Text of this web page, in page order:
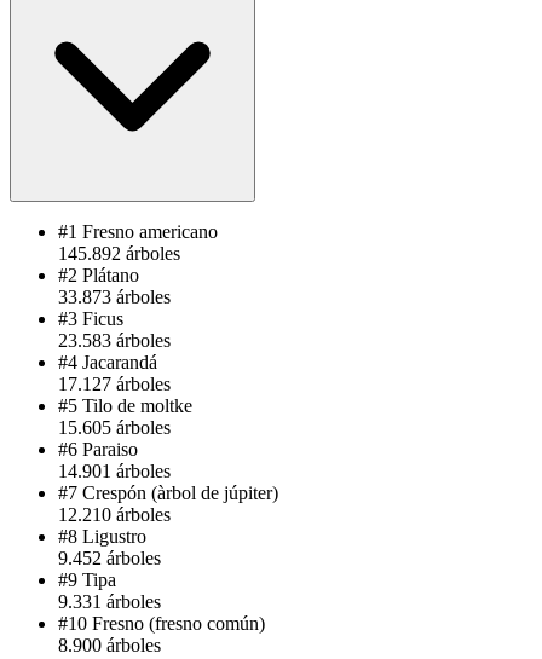
#1 Fresno americano
145.892 árboles
#2 Plátano
33.873 árboles
#3 Ficus
23.583 árboles
#4 Jacarandá
17.127 árboles
#5 Tilo de moltke
15.605 árboles
#6 Paraiso
14.901 árboles
#7 Crespón (àrbol de júpiter)
12.210 árboles
#8 Ligustro
9.452 árboles
#9 Tipa
9.331 árboles
#10 Fresno (fresno común)
8.900 árboles